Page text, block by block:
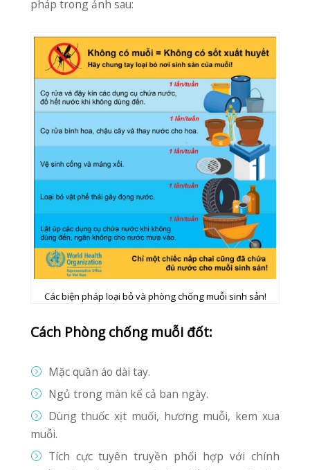
Tích cực tuyên truyền phối hợp với chính
phun hóa chất phòng chống dịch.
Vì sức khỏe của mỗi gia đình và của cả
cộng đồng . PK QT Quang Thanh
khuyến cáo người dân hãy quan tâm và
thực hiện tốt các biện pháp phòng
chống bệnh
sốt xuất huyết . Khi có các
dấu hiệu bất thường như trong ảnh
mô phỏng trên phải đến cơ sở y tế gần
nhất để khám và điều trị.
NAMTHAI1 TIN MỚI
Thể loại
COVID-19 DENTAL CLINIC
GENERAL HEALTH HOẠT ĐỘNG